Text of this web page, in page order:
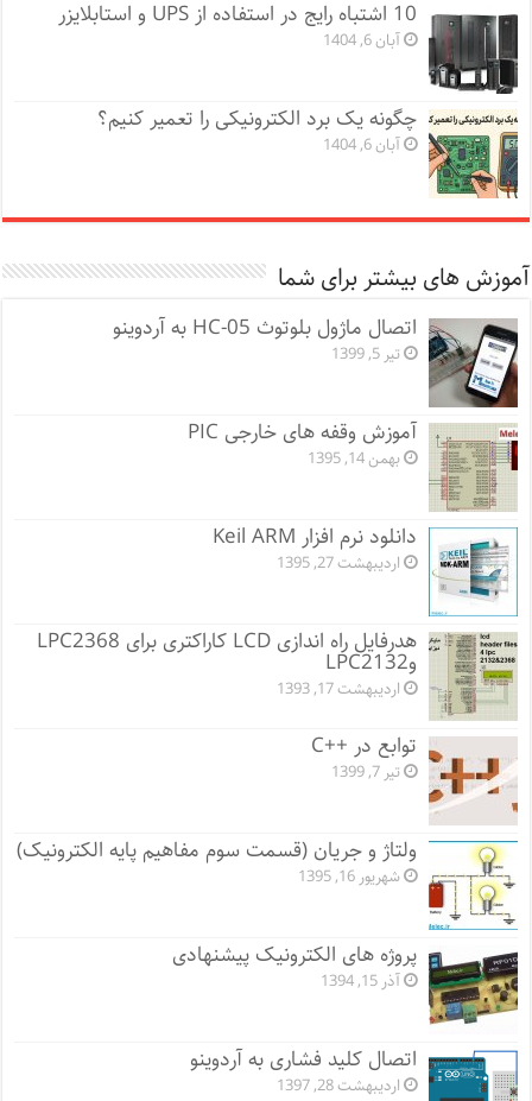
10 اشتباه رایج در استفاده از UPS و استابلایزر
آبان 6, 1404
چگونه یک برد الکترونیکی را تعمیر کنیم؟
آبان 6, 1404
آموزش های بیشتر برای شما
اتصال ماژول بلوتوث HC-05 به آردوینو
تیر 5, 1399
آموزش وقفه های خارجی PIC
بهمن 14, 1395
دانلود نرم افزار Keil ARM
اردیبهشت 27, 1395
هدرفایل راه اندازی LCD کاراکتری برای LPC2368
وLPC2132
اردیبهشت 17, 1393
توابع در ++C
تیر 7, 1399
ولتاژ و جریان (قسمت سوم مفاهیم پایه الکترونیک)
شهریور 16, 1395
پروژه های الکترونیک پیشنهادی
آذر 15, 1394
اتصال کلید فشاری به آردوینو
اردیبهشت 28, 1397